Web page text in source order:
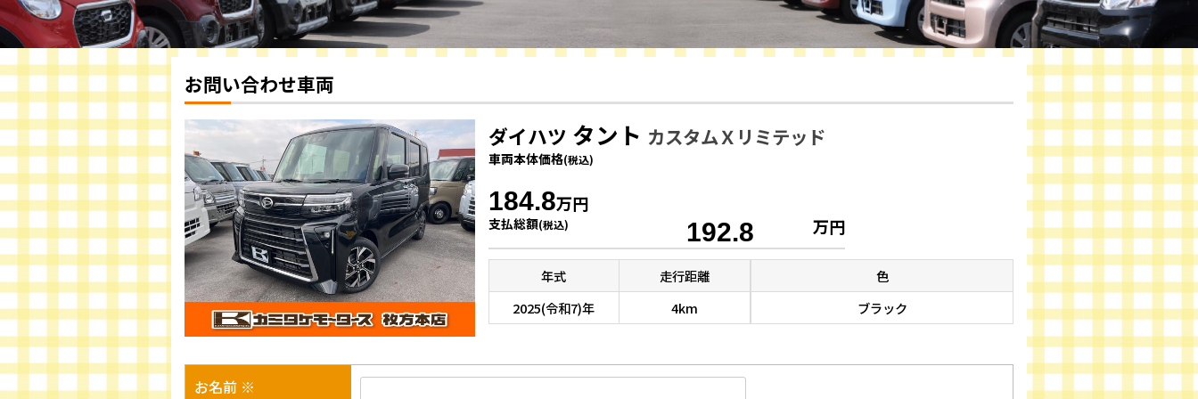
お問い合わせ車両
ダイハツ タント カスタムＸリミテッド
車両本体価格(税込)
184.8万円
支払総額(税込) 192.8 万円
年式
2025(令和7)年
走行距離
4km
色
ブラック
お名前 ※